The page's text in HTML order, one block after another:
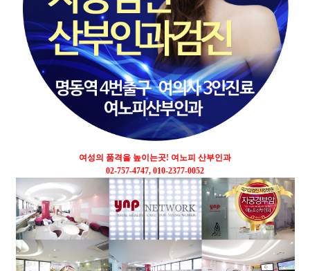
여성의 품격을 높이는곳! 여노피 산부인과
02-757-4747, 010-2377-0052